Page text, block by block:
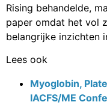
Rising behandelde,
paper omdat het vol
belangrijke inzichten
Lees ook
Myoglobin,
IACFS/ME